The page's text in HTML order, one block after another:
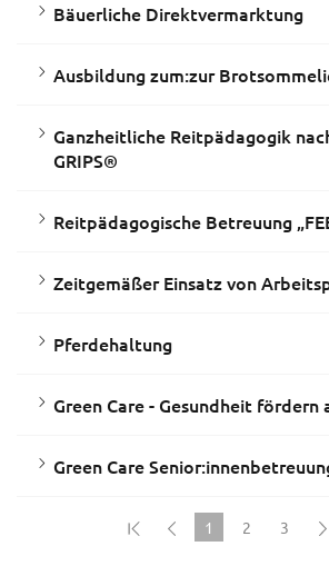
Bäuerliche Direktvermarktung
Ausbildung zum:zur
Ganzheitliche Reitpädagogik
GRIPS®
Reitpädagogische Betreuung
Zeitgemäßer Einsatz von
Pferdehaltung
Green Care - Gesundheit fördern
Green Care
1
2 3